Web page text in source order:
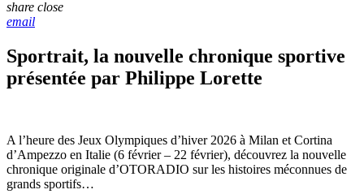
share close
email
Sportrait, la nouvelle chronique sportive
présentée par Philippe Lorette
A l’heure des Jeux Olympiques d’hiver 2026 à Milan et Cortina
d’Ampezzo en Italie (6 février – 22 février), découvrez la nouvelle
chronique originale d’OTORADIO sur les histoires méconnues de
grands sportifs…